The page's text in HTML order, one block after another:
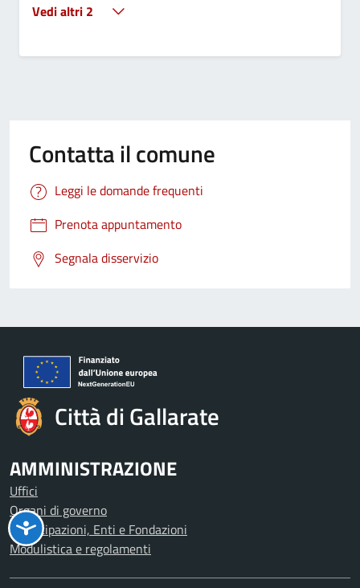
Vedi altri 2
Contatta il comune
Leggi le domande frequenti
Prenota appuntamento
Segnala disservizio
Città di Gallarate
AMMINISTRAZIONE
Uffici
Organi di governo
Partecipazioni, Enti e Fondazioni
Modulistica e regolamenti